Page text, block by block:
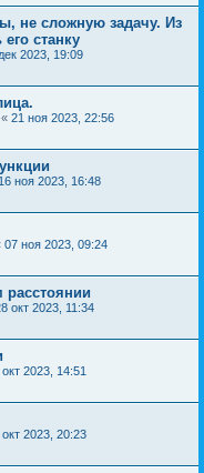
не сложную задачу. Из
станку
2023, 19:09
« 21 ноя 2023, 22:56
16 ноя 2023, 16:48
07 ноя 2023, 09:24
окт 2023, 11:34
2023, 14:51
2023, 20:23